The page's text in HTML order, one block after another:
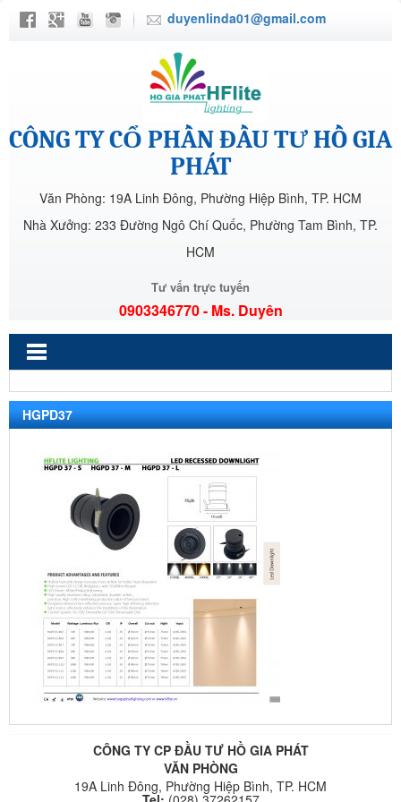
duyenlinda01@gmail.com
CÔNG TY CỔ PHẦN ĐẦU TƯ HỒ GIA
PHÁT
Văn Phòng: 19A Linh Đông, Phường Hiệp Bình, TP. HCM
Nhà Xưởng: 233 Đường Ngô Chí Quốc, Phường Tam Bình, TP.
HCM
Tư vấn trực tuyến
0903346770 - Ms. Duyên
HGPD37
CÔNG TY CP ĐẦU TƯ HỒ GIA PHÁT
VĂN PHÒNG
19A Linh Đông, Phường Hiệp Bình, TP. HCM